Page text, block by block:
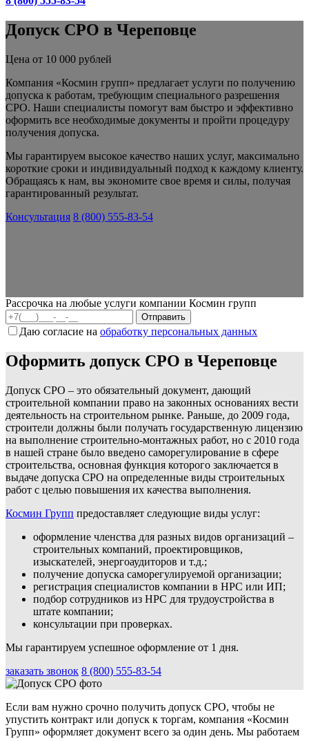
Допуск СРО в Череповце
Цена от 10 000 рублей
Компания «Космин групп» предлагает услуги по получению
допуска к работам, требующим специального разрешения
СРО. Наши специалисты помогут вам быстро и эффективно
оформить все необходимые документы и пройти процедуру
получения допуска.
Мы гарантируем высокое качество наших услуг, максимально
короткие сроки и индивидуальный подход к каждому клиенту.
Обращаясь к нам, вы экономите свое время и силы, получая
гарантированный результат.
Консультация 8 (800) 555-83-54
Рассрочка на любые услуги компании Космин групп
Даю согласие на обработку персональных данных
Оформить допуск СРО в Череповце
Допуск СРО – это обязательный документ, дающий
строительной компании право на законных основаниях вести
деятельность на строительном рынке. Раньше, до 2009 года,
строители должны были получать государственную лицензию
на выполнение строительно-монтажных работ, но с 2010 года
в нашей стране было введено саморегулирование в сфере
строительства, основная функция которого заключается в
выдаче допуска СРО на определенные виды строительных
работ с целью повышения их качества выполнения.
Космин Групп предоставляет следующие виды услуг:
оформление членства для разных видов организаций –
строительных компаний, проектировщиков,
изыскателей, энергоаудиторов и т.д.;
получение допуска саморегулируемой организации;
регистрация специалистов компании в НРС или ИП;
подбор сотрудников из НРС для трудоустройства в
штате компании;
консультации при проверках.
Мы гарантируем успешное оформление от 1 дня.
заказать звонок 8 (800) 555-83-54
Если вам нужно срочно получить допуск СРО, чтобы не
упустить контракт или допуск к торгам, компания «Космин
Групп» оформляет документ всего за один день. Мы работаем